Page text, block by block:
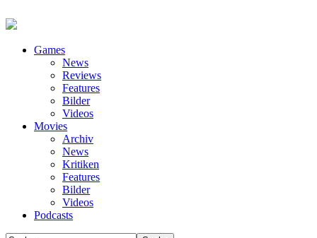
Games
News
Reviews
Features
Bilder
Videos
Movies
Archiv
News
Kritiken
Features
Bilder
Videos
Podcasts